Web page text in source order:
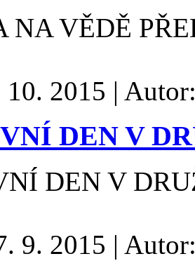
NA VĚDĚ
10. 2015 |
DEN V
DEN V
9. 2015 |